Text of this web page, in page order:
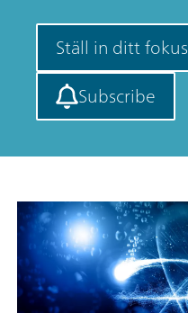
Ställ in ditt fokus
Subscribe